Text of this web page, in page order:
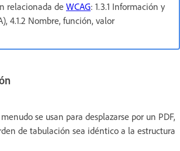
relacionada de WCAG: 1.3.1 Información y
4.1.2 Nombre, función, valor
se usan para desplazarse por un PDF,
de tabulación sea idéntico a la estructura